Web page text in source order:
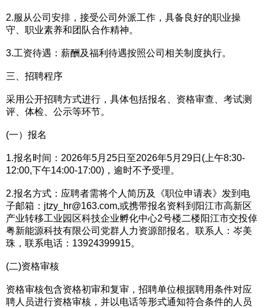
2.服从公司安排，接受公司外派工作，具备良好的职业操
守、职业素养和团队合作精神。
3.工资待遇：薪酬及福利待遇按照公司相关制度执行。
三、招聘程序
采用公开招聘方式进行，具体包括报名、资格审查、考试测
评、体检、公示等环节。
(一）报名
1.报名时间：2026年5月25日至2026年5月29日(上午8:30-
12:00,下午14:00-17:00)，逾时不予受理。
2.报名方式：应聘者需将个人简历及《职位申请表》发到电
子邮箱：jtzy_hr@163.com,或携带报名资料到阳江市高新区
产业转移工业园区科技企业孵化中心2号楼二楼阳江市交投倬
粤新能源科技有限公司党群人力资源部报名。联系人：岑美
珠，联系电话：13924399915。
(二)资格审核
资格审核包含资格初审和复审，招聘单位根据聘用条件对应
聘人员进行资格审核，并以电话等形式通知符合条件的人员